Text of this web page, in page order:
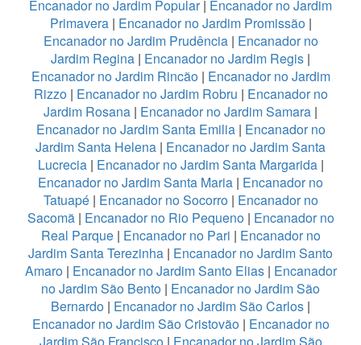
Encanador no Jardim Popular| Encanador no Jardim
Primavera| Encanador no Jardim Promissão|
Encanador no Jardim Prudência| Encanador no
Jardim Regina | Encanador no Jardim Regis |
Encanador no Jardim Rincão| Encanador no Jardim
Rizzo| Encanador no Jardim Robru | Encanador no
Jardim Rosana | Encanador no Jardim Samara |
Encanador no Jardim Santa Emilia| Encanador no
Jardim Santa Helena | Encanador no Jardim Santa
Lucrecia| Encanador no Jardim Santa Margarida|
Encanador no Jardim Santa Maria | Encanador no
Tatuapé| Encanador no Socorro| Encanador no
Sacomã| Encanador no Rio Pequeno| Encanador no
Real Parque| Encanador no Pari | Encanador no
Jardim Santa Terezinha | Encanador no Jardim Santo
Amaro| Encanador no Jardim Santo Elias| Encanador
no Jardim São Bento | Encanador no Jardim São
Bernardo | Encanador no Jardim São Carlos |
Encanador no Jardim São Cristovão| Encanador no
Jardim São Francisco| Encanador no Jardim São